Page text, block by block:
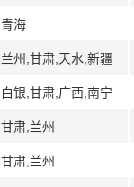
青海
兰州,甘肃,天水,新疆
白银,甘肃,广西,南宁
甘肃,兰州
甘肃,兰州